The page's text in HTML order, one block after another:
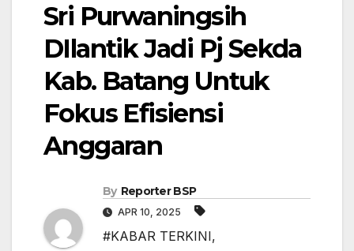
Sri Purwaningsih
DIlantik Jadi Pj Sekda
Kab. Batang Untuk
Fokus Efisiensi
Anggaran
By Reporter BSP
APR 10, 2025
#KABAR TERKINI,